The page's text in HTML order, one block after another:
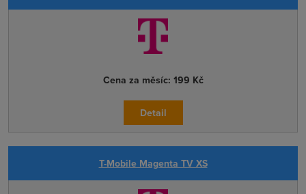
Cena za měsíc: 199 Kč
Detail
T-Mobile Magenta TV XS